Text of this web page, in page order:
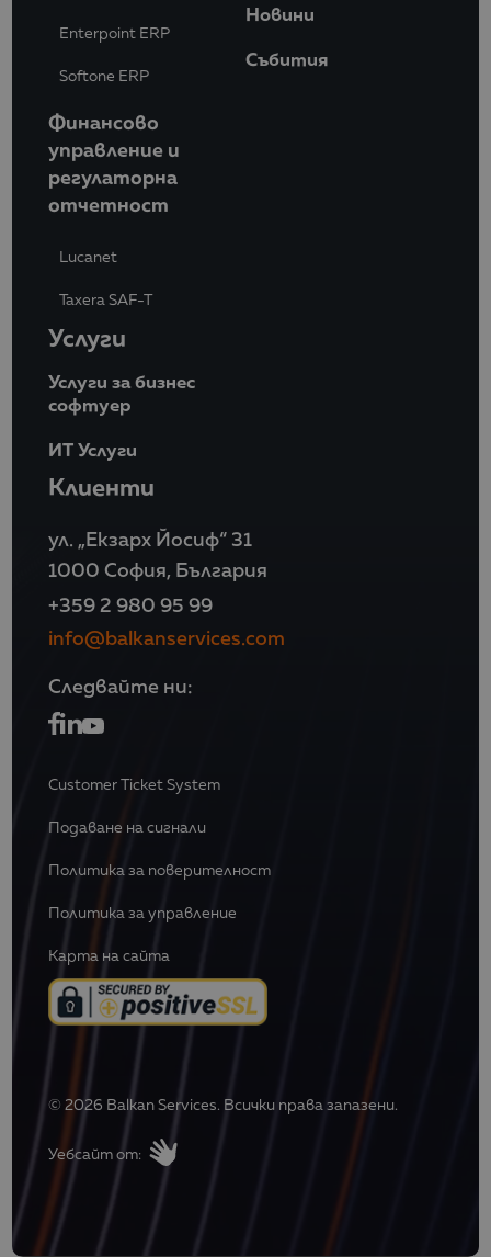
Enterpoint ERP
Softone ERP
Финансово
управление и
регулаторна
отчетност
Lucanet
Taxera SAF-T
Услуги
Услуги за бизнес
софтуер
ИТ Услуги
Клиенти
Новини
Събития
ул. „Екзарх Йосиф“ 31
1000 София, България
+359 2 980 95 99
info@balkanservices.com
Следвайте ни:
Customer Ticket System
Подаване на сигнали
Политика за поверителност
Политика за управление
Карта на сайта
© 2026 Balkan Services. Всички права запазени.
Уебсайт от: